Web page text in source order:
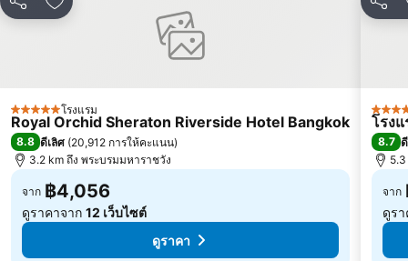
บีทีเอส ชิดลม
เอ็มอาร์ที กระทรวงสาธารณสุข
บีทีเอส อนุสาวรีย์ชัยสมรภูมิ
บีทีเอส พระโขนง
บีทีเอส บางนา
แชร์ เพิ่มในรายการโปรด
5 ดาว โรงแรม
Royal Orchid Sheraton Riverside Hotel Bangkok
8.8 ดีเลิศ (20,912 การให้คะแนน)
3.2 km ถึง พระบรมมหาราชวัง
จาก ฿4,056
ดูราคาจาก 12 เว็บไซต์
ดูราคา
แชร์
5 ดาว
โรงแ
8.7
จาก
ดูร